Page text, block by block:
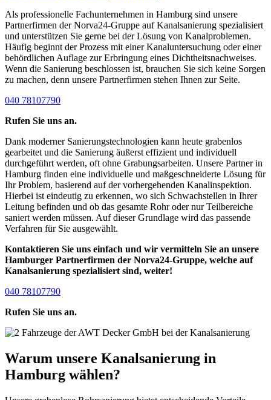
Als professionelle Fachunternehmen in Hamburg sind unsere
Partnerfirmen der Norva24-Gruppe auf Kanalsanierung spezialisiert
und unterstützen Sie gerne bei der Lösung von Kanalproblemen.
Häufig beginnt der Prozess mit einer Kanaluntersuchung oder einer
behördlichen Auflage zur Erbringung eines Dichtheitsnachweises.
Wenn die Sanierung beschlossen ist, brauchen Sie sich keine Sorgen
zu machen, denn unsere Partnerfirmen stehen Ihnen zur Seite.
040 78107790
Rufen Sie uns an.
Dank moderner Sanierungstechnologien kann heute grabenlos
gearbeitet und die Sanierung äußerst effizient und individuell
durchgeführt werden, oft ohne Grabungsarbeiten. Unsere Partner in
Hamburg finden eine individuelle und maßgeschneiderte Lösung für
Ihr Problem, basierend auf der vorhergehenden Kanalinspektion.
Hierbei ist eindeutig zu erkennen, wo sich Schwachstellen in Ihrer
Leitung befinden und ob das gesamte Rohr oder nur Teilbereiche
saniert werden müssen. Auf dieser Grundlage wird das passende
Verfahren für Sie ausgewählt.
Kontaktieren Sie uns einfach und wir vermitteln Sie an unsere
Hamburger Partnerfirmen der Norva24-Gruppe, welche auf
Kanalsanierung spezialisiert sind, weiter!
040 78107790
Rufen Sie uns an.
Warum unsere Kanalsanierung in
Hamburg wählen?